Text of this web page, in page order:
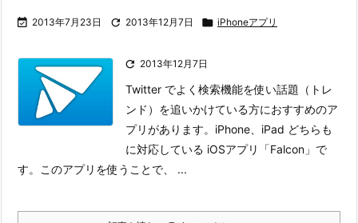
 2013年7月23日  2013年12月7日  iPhoneアプリ
 2013年12月7日
Twitter でよく検索機能を使い話題（トレ
ンド）を追いかけている方におすすめのア
プリがあります。 iPhone、iPad どちらも
に対応している iOSアプリ「Falcon」で
す。
このアプリを使うことで、 ...